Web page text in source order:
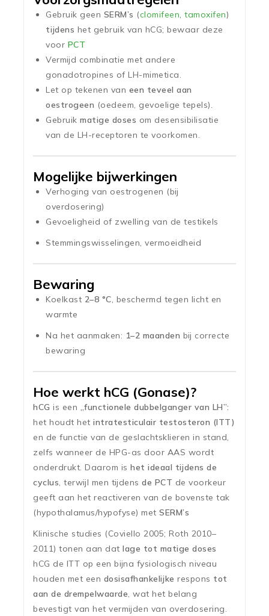
Gebruik geen SERM’s (clomifeen, tamoxifen)
tijdens het gebruik van hCG; bewaar deze
voor PCT
Vermijd combinatie met andere
gonadotropines of LH-mimetica.
Let op tekenen van een teveel aan
oestrogeen (oedeem, gevoelige tepels).
Gebruik matige doses om desensibilisatie
van de LH-receptoren te voorkomen.
Mogelijke bijwerkingen
Verhoging van oestrogenen (bij
overdosering)
Gevoeligheid of zwelling van de testikels
Stemmingswisselingen, vermoeidheid
Bewaring
Koelkast 2–8 °C, beschermd tegen licht en
warmte
Na het aanmaken: 1–2 maanden bij correcte
bewaring
Hoe werkt hCG (Gonase)?
hCG is een „functionele dubbelganger van LH”:
het houdt het intratesticulair testosteron (ITT)
en de functie van de geslachtsklieren in stand,
zelfs wanneer de HPG-as door AAS wordt
onderdrukt. Daarom is het ideaal tijdens de
cyclus, terwijl men tijdens de PCT de voorkeur
geeft aan het reactiveren van de bovenste tak
(hypothalamus/hypofyse) met SERM’s
Klinische studies (Coviello 2005; Roth 2010–
2011) tonen aan dat lage tot matige doses
hCG de ITT op een bijna fysiologisch niveau
houden met een dosisafhankelijke respons tot
aan de drempelwaarde, wat het belang
bevestigt van het vermijden van overdosering.